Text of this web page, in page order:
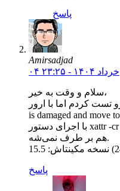
پاسخ
Amirsadjad
۰۴ خرداد ۱۴۰۴ - ۲۳:۲۵
سلام و وقت به خیر،
نسخه ۱۷.۲.۶ ، ۱۷.۲.۴ و ۱۷.۱.۹ رو تست کردم اما با ارور
با اجرای دستور xattr -cr /Applications/Navicat\ Premium.app
هم بر طرف نمی‌شه.
پاسخ